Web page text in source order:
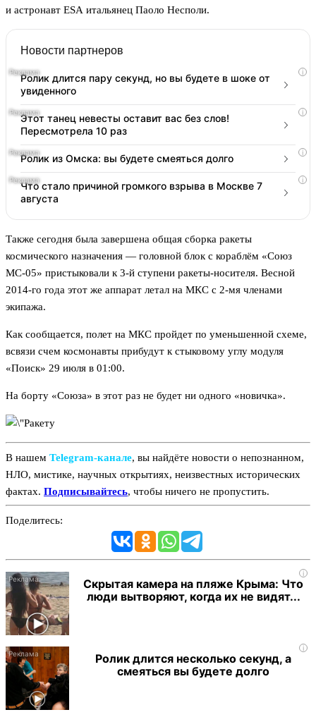
и астронавт ЕSА итальянец Паоло Несполи.
Новости партнеров
i
Ролик длится пару секунд, но вы будете в шоке от
увиденного
i
Этот танец невесты оставит вас без слов!
Пересмотрела 10 раз
i
Ролик из Омска: вы будете смеяться долго
i
Что стало причиной громкого взрыва в Москве 7
августа
Также сегодня была завершена общая сборка ракеты
космического назначения — головной блок с кораблём «Союз
МС-05» пристыковали к 3-й ступени ракеты-носителя. Весной
2014-го года этот же аппарат летал на МКС с 2-мя членами
экипажа.
Как сообщается, полет на МКС пройдет по уменьшенной схеме,
всвязи счем космонавты прибудут к стыковому углу модуля
«Поиск» 29 июля в 01:00.
На борту «Союза» в этот раз не будет ни одного «новичка».
В нашем Telegram‑канале, вы найдёте новости о непознанном,
НЛО, мистике, научных открытиях, неизвестных исторических
фактах. Подписывайтесь, чтобы ничего не пропустить.
Поделитесь:
i
Скрытая камера на пляже Крыма: Что
люди вытворяют, когда их не видят...
i
Ролик длится несколько секунд, а
смеяться вы будете долго